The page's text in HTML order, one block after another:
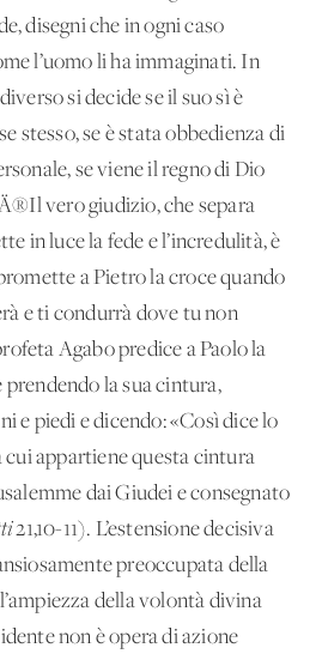
disegni che in ogni caso
l’uomo li ha immaginati. In
si decide se il suo sì è
stesso, se è stata obbedienza di
se viene il regno di Dio
vero giudizio, che separa
in luce la fede e l’incredulità, è
a Pietro la croce quando
e ti condurrà dove tu non
Agabo predice a Paolo la
prendendo la sua cintura,
e piedi e dicendo: «Così dice lo
cui appartiene questa cintura
dai Giudei e consegnato
21,10-11). L’estensione decisiva
preoccupata della
della volontà divina
non è opera di azione